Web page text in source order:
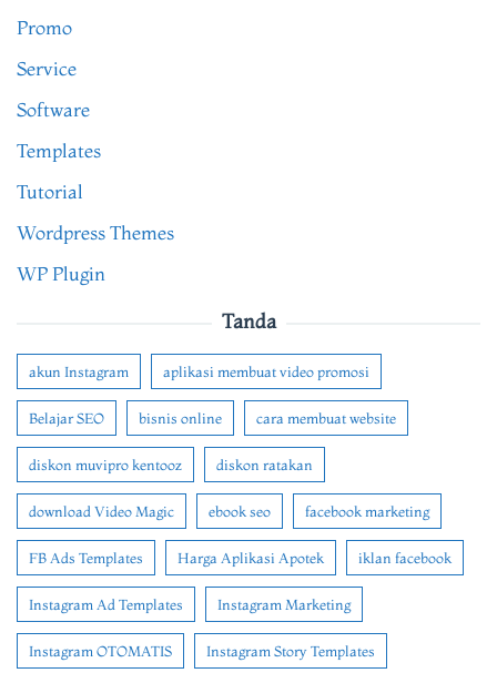
Promo
Service
Software
Templates
Tutorial
Wordpress Themes
WP Plugin
Tanda
akun Instagram aplikasi membuat video promosi
Belajar SEO bisnis online cara membuat website
diskon muvipro kentooz diskon ratakan
download Video Magic ebook seo facebook marketing
FB Ads Templates Harga Aplikasi Apotek iklan facebook
Instagram Ad Templates Instagram Marketing
Instagram OTOMATIS Instagram Story Templates